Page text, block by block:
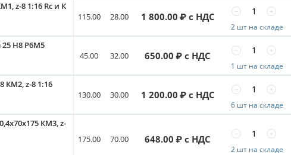
z-8 1:16 Rc и К
115.00 28.00 1 800.00 ₽ с НДС +
−
2 шт на складе
25 Н8 Р6М5
45.00 32.00 650.00 ₽ с НДС +
−
1 шт на складе
КМ2, z-8 1:16
130.00 30.00 1 200.00 ₽ с НДС +
−
6 шт на складе
КМ3, z-
175.00 70.00 648.00 ₽ с НДС +
−
2 шт на складе